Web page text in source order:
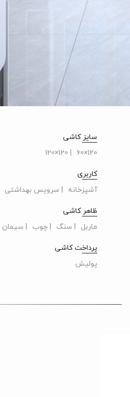
سایز کاشی
120×60
کاربری
آشپزخانه
| سرویس بهداشتی
ظاهر کاشی
ماربل
| سنگ | چوب | سیمان
پرداخت کاشی
پولیش